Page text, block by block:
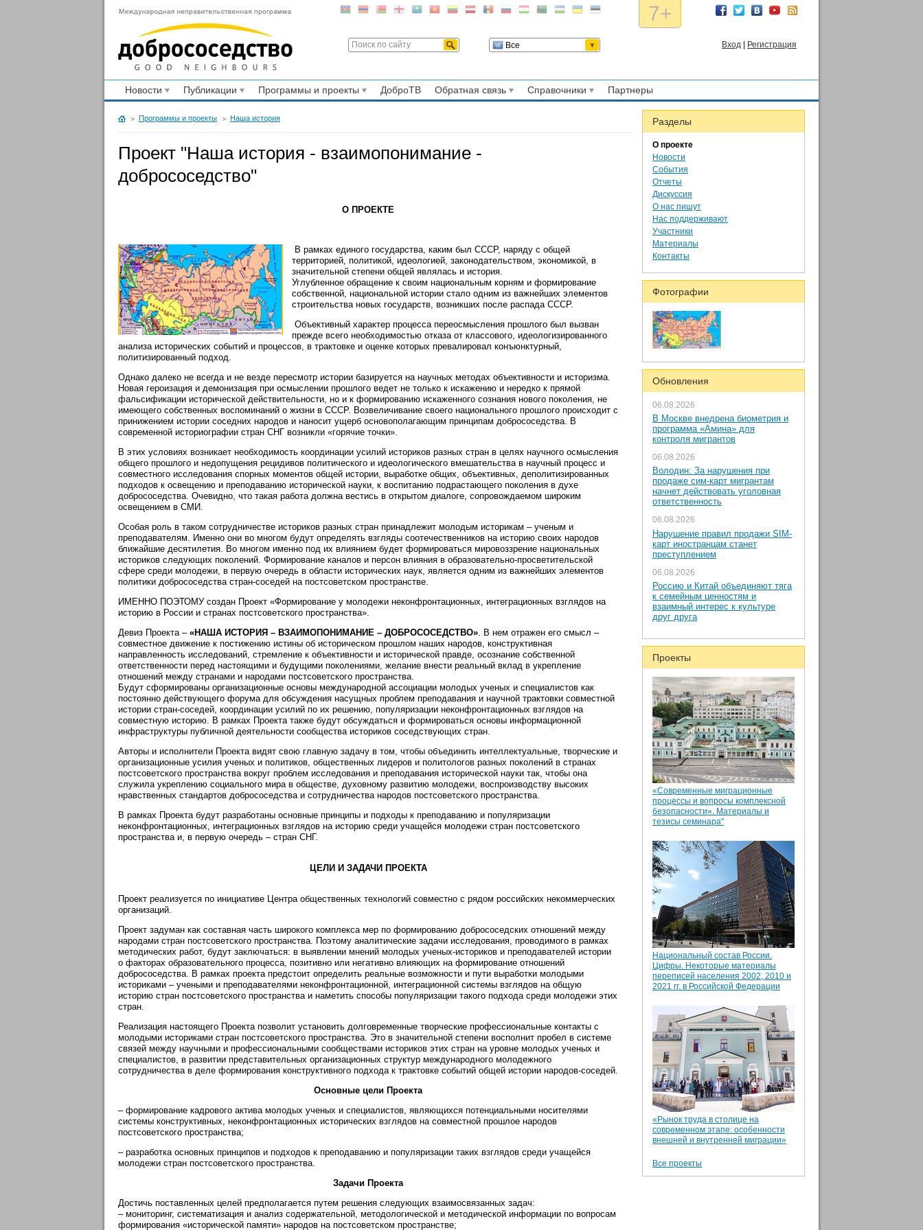
7+
Все Вход Регистрация
Новости Публикации Программы и проекты ДоброТВ Обратная связь Справочники Партнеры
Разделы
О проекте
Новости
События
Отчеты
Дискуссия
О нас пишут
Нас поддерживают
Участники
Материалы
Контакты
Фотографии
Обновления
06.08.2026
В Москве внедрена биометрия и
программа «Амина» для
контроля мигрантов
06.08.2026
Володин: За нарушения при
продаже сим-карт мигрантам
начнет действовать уголовная
ответственность
06.08.2026
Нарушение правил продажи SIM-
карт иностранцам станет
преступлением
06.08.2026
Россию и Китай объединяют тяга
к семейным ценностям и
взаимный интерес к культуре
друг друга
Проекты
«Современные миграционные
процессы и вопросы комплексной
безопасности». Материалы и
тезисы семинара"
Национальный состав России.
Цифры. Некоторые материалы
переписей населения 2002, 2010 и
2021 гг. в Российской Федерации
«Рынок труда в столице на
современном этапе: особенности
внешней и внутренней миграции»
Все проекты
Программы и проекты Наша история
Проект "Наша история - взаимопонимание -
добрососедство"
О ПРОЕКТЕ
В рамках единого государства, каким был СССР, наряду с общей
территорией, политикой, идеологией, законодательством, экономикой, в
значительной степени общей являлась и история.
Углубленное обращение к своим национальным корням и формирование
собственной, национальной истории стало одним из важнейших элементов
строительства новых государств, возникших после распада СССР.
Объективный характер процесса переосмысления прошлого был вызван
прежде всего необходимостью отказа от классового, идеологизированного
анализа исторических событий и процессов, в трактовке и оценке которых превалировал конъюнктурный,
политизированный подход.
Однако далеко не всегда и не везде пересмотр истории базируется на научных методах объективности и историзма.
Новая героизация и демонизация при осмыслении прошлого ведет не только к искажению и нередко к прямой
фальсификации исторической действительности, но и к формированию искаженного сознания нового поколения, не
имеющего собственных воспоминаний о жизни в СССР. Возвеличивание своего национального прошлого происходит с
принижением истории соседних народов и наносит ущерб основополагающим принципам добрососедства. В
современной историографии стран СНГ возникли «горячие точки».
В этих условиях возникает необходимость координации усилий историков разных стран в целях научного осмысления
общего прошлого и недопущения рецидивов политического и идеологического вмешательства в научный процесс и
совместного исследования спорных моментов общей истории, выработке общих, объективных, деполитизированных
подходов к освещению и преподаванию исторической науки, к воспитанию подрастающего поколения в духе
добрососедства. Очевидно, что такая работа должна вестись в открытом диалоге, сопровождаемом широким
освещением в СМИ.
Особая роль в таком сотрудничестве историков разных стран принадлежит молодым историкам – ученым и
преподавателям. Именно они во многом будут определять взгляды соотечественников на историю своих народов
ближайшие десятилетия. Во многом именно под их влиянием будет формироваться мировоззрение национальных
историков следующих поколений. Формирование каналов и персон влияния в образовательно-просветительской
сфере среди молодежи, в первую очередь в области исторических наук, является одним из важнейших элементов
политики добрососедства стран-соседей на постсоветском пространстве.
ИМЕННО ПОЭТОМУ создан Проект «Формирование у молодежи неконфронтационных, интеграционных взглядов на
историю в России и странах постсоветского пространства».
Девиз Проекта – «НАША ИСТОРИЯ – ВЗАИМОПОНИМАНИЕ – ДОБРОСОСЕДСТВО» . В нем отражен его смысл –
совместное движение к постижению истины об историческом прошлом наших народов, конструктивная
направленность исследований, стремление к объективности и исторической правде, осознание собственной
ответственности перед настоящими и будущими поколениями, желание внести реальный вклад в укрепление
отношений между странами и народами постсоветского пространства.
Будут сформированы организационные основы международной ассоциации молодых ученых и специалистов как
постоянно действующего форума для обсуждения насущных проблем преподавания и научной трактовки совместной
истории стран-соседей, координации усилий по их решению, популяризации неконфронтационных взглядов на
совместную историю. В рамках Проекта также будут обсуждаться и формироваться основы информационной
инфраструктуры публичной деятельности сообщества историков соседствующих стран.
Авторы и исполнители Проекта видят свою главную задачу в том, чтобы объединить интеллектуальные, творческие и
организационные усилия ученых и политиков, общественных лидеров и политологов разных поколений в странах
постсоветского пространства вокруг проблем исследования и преподавания исторической науки так, чтобы она
служила укреплению социального мира в обществе, духовному развитию молодежи, воспроизводству высоких
нравственных стандартов добрососедства и сотрудничества народов постсоветского пространства.
В рамках Проекта будут разработаны основные принципы и подходы к преподаванию и популяризации
неконфронтационных, интеграционных взглядов на историю среди учащейся молодежи стран постсоветского
пространства и, в первую очередь – стран СНГ.
ЦЕЛИ И ЗАДАЧИ ПРОЕКТА
Проект реализуется по инициативе Центра общественных технологий совместно с рядом российских некоммерческих
организаций.
Проект задуман как составная часть широкого комплекса мер по формированию добрососедских отношений между
народами стран постсоветского пространства. Поэтому аналитические задачи исследования, проводимого в рамках
методических работ, будут заключаться: в выявлении мнений молодых ученых-историков и преподавателей истории
о факторах образовательного процесса, позитивно или негативно влияющих на формирование отношений
добрососедства. В рамках проекта предстоит определить реальные возможности и пути выработки молодыми
историками – учеными и преподавателями неконфронтационной, интеграционной системы взглядов на общую
историю стран постсоветского пространства и наметить способы популяризации такого подхода среди молодежи этих
стран.
Реализация настоящего Проекта позволит установить долговременные творческие профессиональные контакты с
молодыми историками стран постсоветского пространства. Это в значительной степени восполнит пробел в системе
связей между научными и профессиональными сообществами историков этих стран на уровне молодых ученых и
специалистов, в развитии представительных организационных структур международного молодежного
сотрудничества в деле формирования конструктивного подхода к трактовке событий общей истории народов-соседей.
Основные цели Проекта
– формирование кадрового актива молодых ученых и специалистов, являющихся потенциальными носителями
системы конструктивных, неконфронтационных исторических взглядов на совместной прошлое народов
постсоветского пространства;
– разработка основных принципов и подходов к преподаванию и популяризации таких взглядов среди учащейся
молодежи стран постсоветского пространства.
Задачи Проекта
Достичь поставленных целей предполагается путем решения следующих взаимосвязанных задач:
– мониторинг, систематизация и анализ содержательной, методологической и методической информации по вопросам
формирования «исторической памяти» народов на постсоветском пространстве;